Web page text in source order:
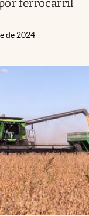
ferrocarril
de 2024